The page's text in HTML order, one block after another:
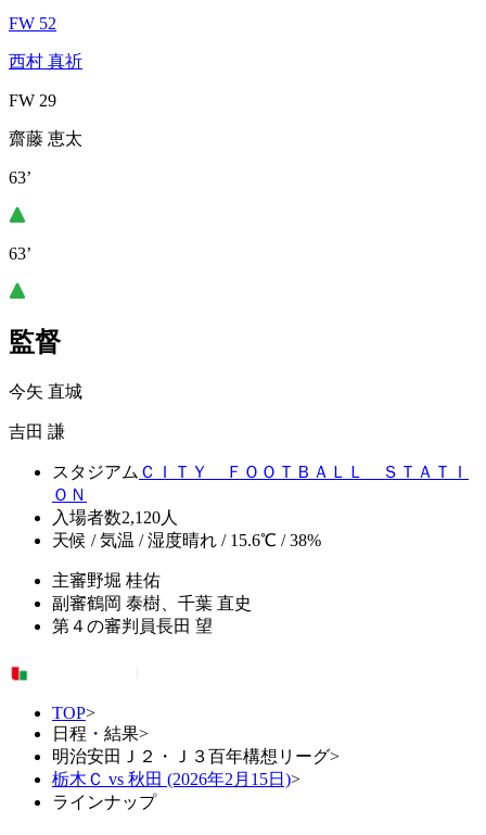
FW 52
西村 真祈
FW 29
齋藤 恵太
63’
63’
監督
今矢 直城
吉田 謙
スタジアム ＣＩＴＹ ＦＯＯＴＢＡＬＬ ＳＴＡＴＩ
ＯＮ
入場者数2,120人
天候 / 気温 / 湿度晴れ / 15.6℃ / 38%
主審野堀 桂佑
副審鶴岡 泰樹、千葉 直史
第４の審判員長田 望
TOP>
日程・結果>
明治安田Ｊ２・Ｊ３百年構想リーグ>
栃木Ｃ vs 秋田 (2026年2月15日)>
ラインナップ